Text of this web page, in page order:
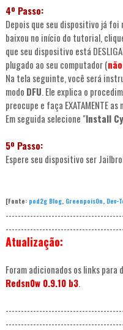
4º Passo:
Depois que seu dispositivo já foi
baixou no início do tutorial,
que seu dispositivo está
plugado ao seu computador (
Na tela seguinte, você será
modo DFU. Ele explica o
preocupe e faça EXATAMENTE
Em seguida selecione "Install
5º Passo:
Espere seu dispositivo ser
[Fonte: pod2g Blog, Greenpois0n Dev-
Atualização:
Foram adicionados os links para
Redsn0w 0.9.10 b3.